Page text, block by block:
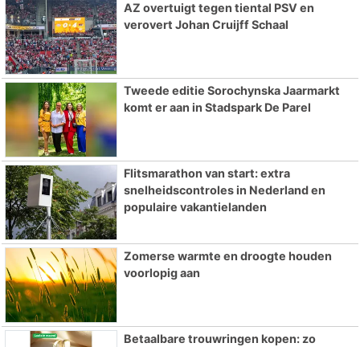
AZ overtuigt tegen tiental PSV en
verovert Johan Cruijff Schaal
Tweede editie Sorochynska Jaarmarkt
komt er aan in Stadspark De Parel
Flitsmarathon van start: extra
snelheidscontroles in Nederland en
populaire vakantielanden
Zomerse warmte en droogte houden
voorlopig aan
Betaalbare trouwringen kopen: zo